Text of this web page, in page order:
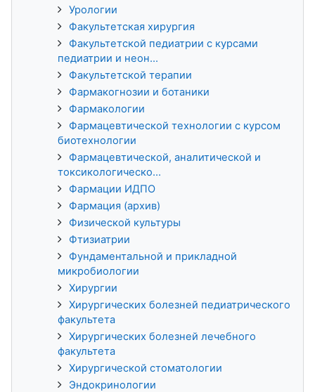
Урологии
Факультетская хирургия
Факультетской педиатрии с курсами
педиатрии и неон...
Факультетской терапии
Фармакогнозии и ботаники
Фармакологии
Фармацевтической технологии с курсом
биотехнологии
Фармацевтической, аналитической и
токсикологическо...
Фармации ИДПО
Фармация (архив)
Физической культуры
Фтизиатрии
Фундаментальной и прикладной
микробиологии
Хирургии
Хирургических болезней педиатрического
факультета
Хирургических болезней лечебного
факультета
Хирургической стоматологии
Эндокринологии